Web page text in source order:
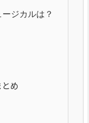
ジカルは？
め